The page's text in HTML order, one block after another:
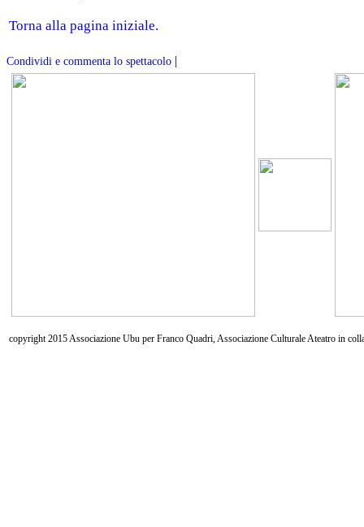
Torna alla pagina iniziale.
Condividi e commenta lo spettacolo |
copyright 2015 Associazione Ubu per Franco Quadri, Associazione Culturale Ateatro in